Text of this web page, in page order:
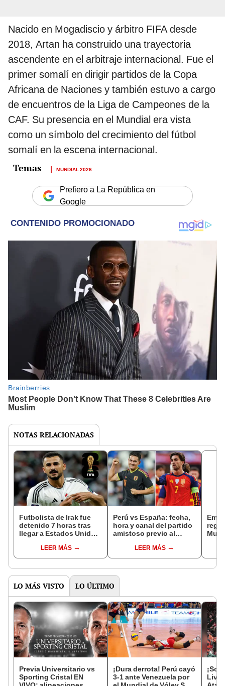
Nacido en Mogadiscio y árbitro FIFA desde
2018, Artan ha construido una trayectoria
ascendente en el arbitraje internacional. Fue el
primer somalí en dirigir partidos de la Copa
Africana de Naciones y también estuvo a cargo
de encuentros de la Liga de Campeones de la
CAF. Su presencia en el Mundial era vista
como un símbolo del crecimiento del fútbol
somalí en la escena internacional.
MUNDIAL 2026
Prefiero a La República en
Google
NOTAS RELACIONADAS
Futbolista de Irak fue
detenido 7 horas tras
llegar a Estados Unidos
"Tratado como un
sospechoso"
LEER MÁS
Perú vs España: fecha,
hora y canal del partido
amistoso previo al
LEER MÁS
LO MÁS VISTO LO ÚLTIMO
Previa Universitario vs
Sporting Cristal EN
¡Dura derrota! Perú cayó
3-1 ante Venezuela por